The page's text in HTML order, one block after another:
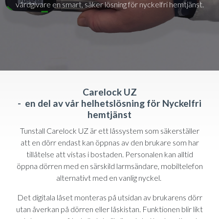
vårdgivare en smart, säker lösning för nyckelfri hemtjänst.
Carelock UZ
- en del av vår helhetslösning för Nyckelfri
hemtjänst
Tunstall Carelock UZ är ett låssystem som säkerställer
att en dörr endast kan öppnas av den brukare som har
tillåtelse att vistas i bostaden. Personalen kan alltid
öppna dörren med en särskild larmsändare, mobiltelefon
alternativt med en vanlig nyckel.
Det digitala låset monteras på utsidan av brukarens dörr
utan åverkan på dörren eller låskistan. Funktionen blir likt